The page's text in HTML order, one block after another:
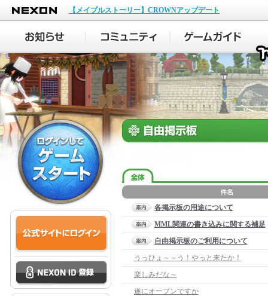
NEXON
【メイプルストーリー】CROWNアップデート
各掲示板の用途について
MML関連の書き込みに関する補足
自由掲示板のご利用について
うっひょ～～う！やっと来たか！
楽しみだな～
遂にオープンですか